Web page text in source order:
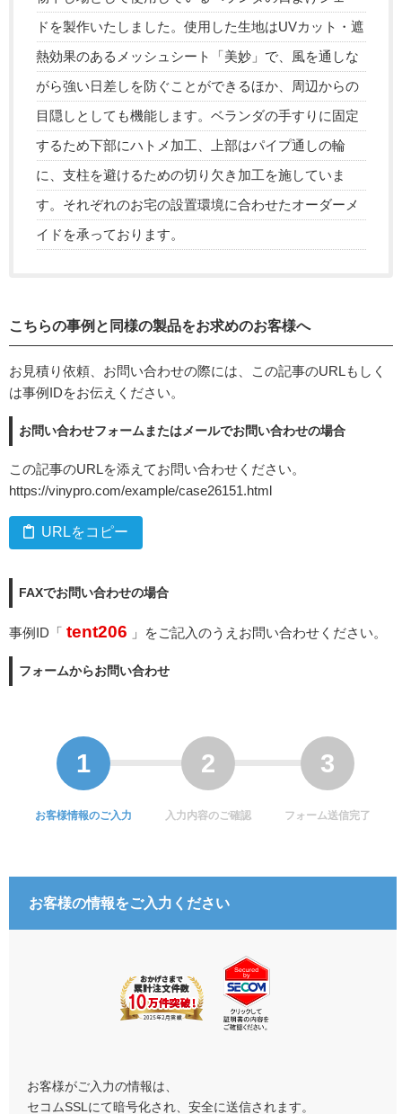
ドを製作いたしました。使用した生地はUVカット・遮
熱効果のあるメッシュシート「美妙」で、風を通しな
がら強い日差しを防ぐことができるほか、周辺からの
目隠しとしても機能します。ベランダの手すりに固定
するため下部にハトメ加工、上部はパイプ通しの輪
に、支柱を避けるための切り欠き加工を施していま
す。それぞれのお宅の設置環境に合わせたオーダーメ
イドを承っております。
こちらの事例と同様の製品をお求めのお客様へ
お見積り依頼、お問い合わせの際には、この記事のURLもしく
は事例IDをお伝えください。
お問い合わせフォームまたはメールでお問い合わせの場合
この記事のURLを添えてお問い合わせください。
https://vinypro.com/example/case26151.html
URLをコピー
FAXでお問い合わせの場合
事例ID「 tent206 」をご記入のうえお問い合わせください。
フォームからお問い合わせ
お客様情報のご入力 入力内容のご確認 フォーム送信完了
お客様の情報をご入力ください
お客様がご入力の情報は、
セコムSSLにて暗号化され、安全に送信されます。